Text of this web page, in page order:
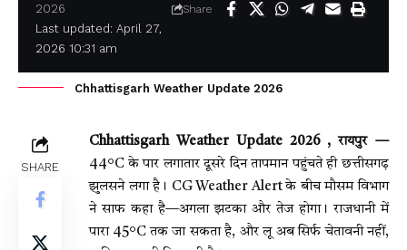
Last updated: April 27,
2026 10:31 am
2026
Share
Chhattisgarh Weather Update 2026
SHARE
Chhattisgarh Weather Update 2026 , रायपुर —
44°C के पार लगातार दूसरे दिन तापमान पहुंचते ही छत्तीसगढ़
झुलसने लगा है। CG Weather Alert के बीच मौसम विभाग
ने साफ कहा है—अगला झटका और तेज होगा। राजधानी में
पारा 45°C तक जा सकता है, और लू अब सिर्फ चेतावनी नहीं,